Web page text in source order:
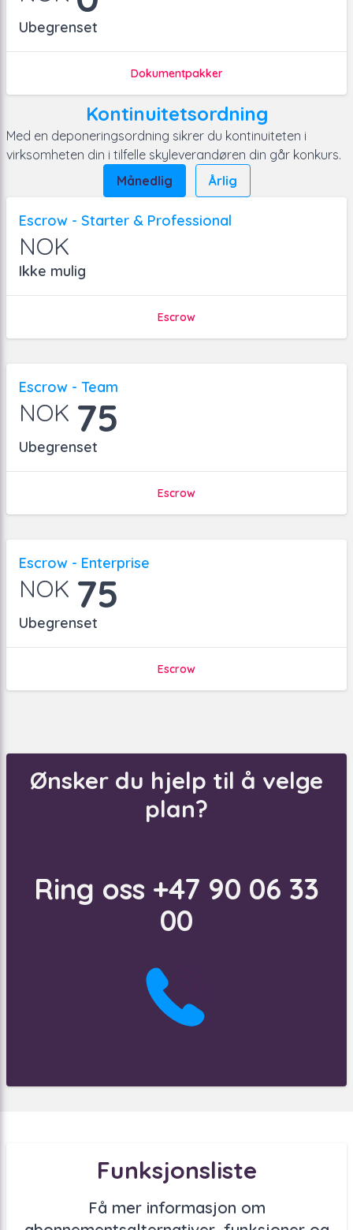
Ubegrenset
Dokumentpakker
Kontinuitetsordning
Med en deponeringsordning sikrer du kontinuiteten i
virksomheten din i tilfelle skyleverandøren din går konkurs.
Månedlig
Årlig
Escrow - Starter & Professional
NOK
Ikke mulig
Escrow
Escrow - Team
NOK 75
Ubegrenset
Escrow
Escrow - Enterprise
NOK 75
Ubegrenset
Escrow
Ønsker du hjelp til å velge
plan?
Ring oss +47 90 06 33
00
Funksjonsliste
Få mer informasjon om